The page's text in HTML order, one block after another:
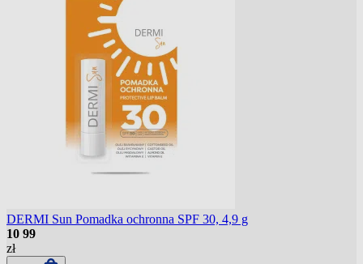
DERMI Sun Pomadka ochronna SPF 30, 4,9 g
10 99
zł